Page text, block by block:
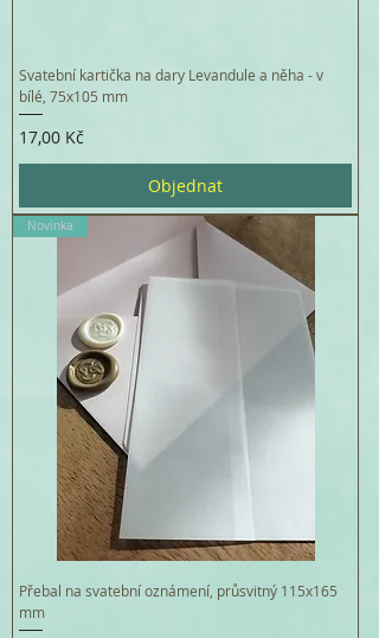
Svatební kartička na dary Levandule a něha - v
bílé, 75x105 mm
Cena
17,00 Kč
Objednat
Novinka
Přebal na svatební oznámení, průsvitný 115x165
mm